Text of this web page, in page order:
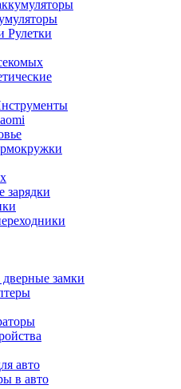
Рулетки
зарядки
замки
авто
в авто